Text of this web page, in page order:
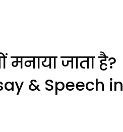
जाता है?
& Speech in